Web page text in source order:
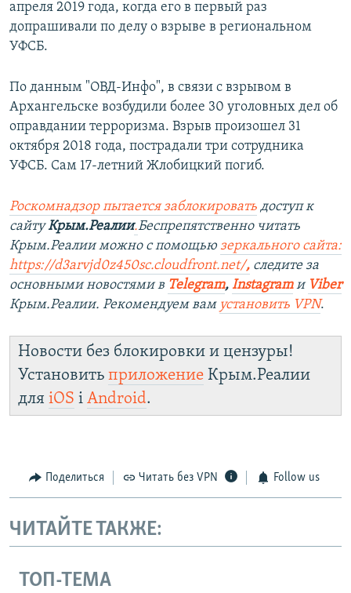
апреля 2019 года, когда его в первый раз
допрашивали по делу о взрыве в региональном
УФСБ.
По данным "ОВД-Инфо", в связи с взрывом в
Архангельске возбудили более 30 уголовных дел об
оправдании терроризма. Взрыв произошел 31
октября 2018 года, пострадали три сотрудника
УФСБ. Сам 17-летний Жлобицкий погиб.
Роскомнадзор пытается заблокировать доступ к
сайтуКрым.Реалии.Беспрепятственно читать
Крым.Реалии можно с помощью зеркального сайта:
https://d3arvjd0z450sc.cloudfront.net/, следите за
основными новостями в Telegram, Instagramи Viber
Крым.Реалии. Рекомендуем вам установить VPN.
Новости без блокировки и цензуры!
Установить приложение Крым.Реалии
для iOS і Android.
Поделиться Читать без VPN Follow us
ЧИТАЙТЕ ТАКЖЕ:
ТОП-ТЕМА